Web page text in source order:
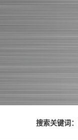
搜索关键词：